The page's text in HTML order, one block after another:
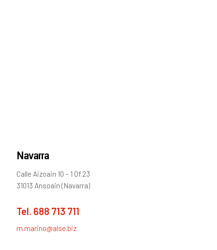
Navarra
Calle Aizoain 10 – 1 Of.23
31013 Ansoain (Navarra)
Tel. 688 713 711
m.marino@alse.biz